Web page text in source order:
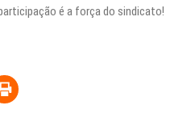
é a força do sindicato!